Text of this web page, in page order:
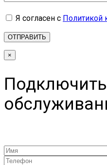
Я согласен с Политикой
×